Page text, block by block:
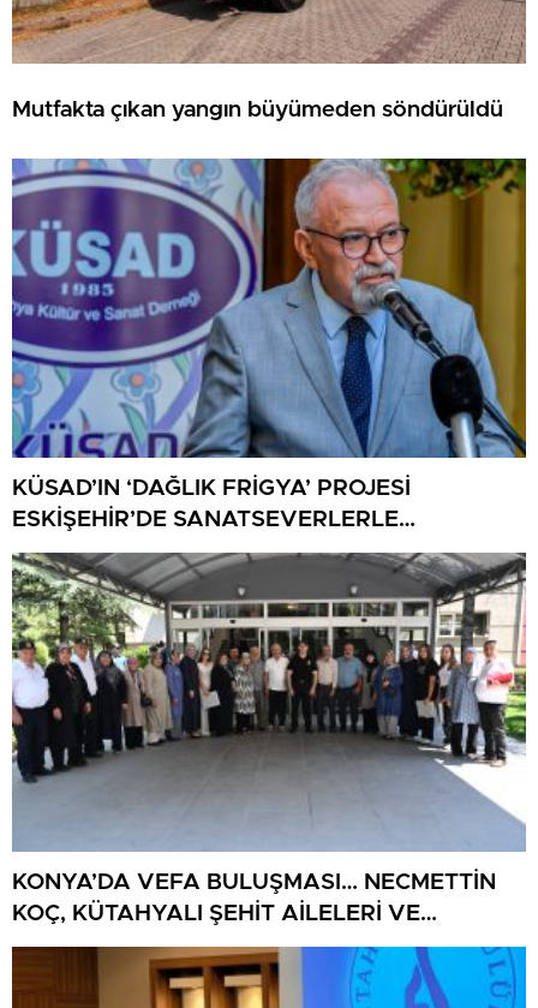
Mutfakta çıkan yangın büyümeden söndürüldü
KÜSAD’IN ‘DAĞLIK FRİGYA’ PROJESİ
ESKİŞEHİR’DE SANATSEVERLERLE
BULUŞUYOR
KONYA’DA VEFA BULUŞMASI… NECMETTİN
KOÇ, KÜTAHYALI ŞEHİT AİLELERİ VE
GAZİLERİ AĞIRLADI